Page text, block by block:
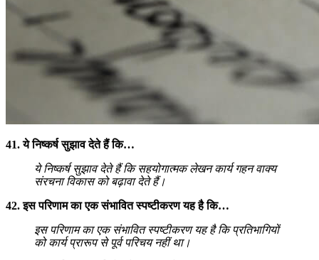
41. ये निष्कर्ष सुझाव देते हैं कि…
ये निष्कर्ष सुझाव देते हैं कि सहयोगात्मक लेखन कार्य गहन वाक्य
संरचना विकास को बढ़ावा देते हैं।
42. इस परिणाम का एक संभावित स्पष्टीकरण यह है कि…
इस परिणाम का एक संभावित स्पष्टीकरण यह है कि प्रतिभागियों
को कार्य प्रारूप से पूर्व परिचय नहीं था।